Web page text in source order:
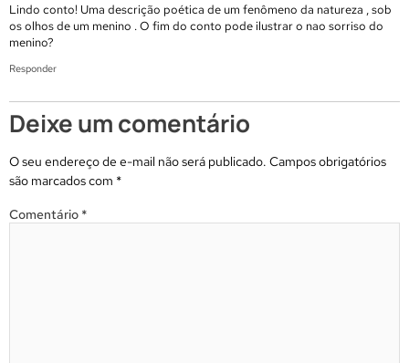
Lindo conto! Uma descrição poética de um fenômeno da natureza , sob
os olhos de um menino . O fim do conto pode ilustrar o nao sorriso do
menino?
Responder
Deixe um comentário
O seu endereço de e-mail não será publicado. Campos obrigatórios
são marcados com *
Comentário *